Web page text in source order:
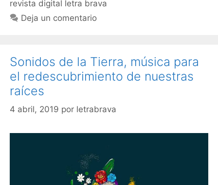
revista digital letra brava
Deja un comentario
Sonidos de la Tierra, música para
el redescubrimiento de nuestras
raíces
4 abril, 2019 por letrabrava